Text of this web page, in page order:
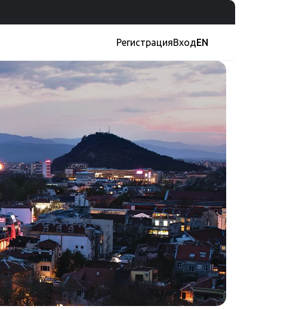
РегистрацияВходEN